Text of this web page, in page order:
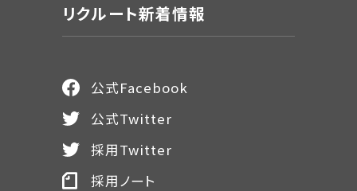
リクルート新着情報
公式Facebook
公式Twitter
採用Twitter
採用ノート